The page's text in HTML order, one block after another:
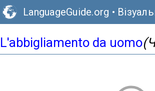
LanguageGuide.org •
L'abbigliamento da uomo